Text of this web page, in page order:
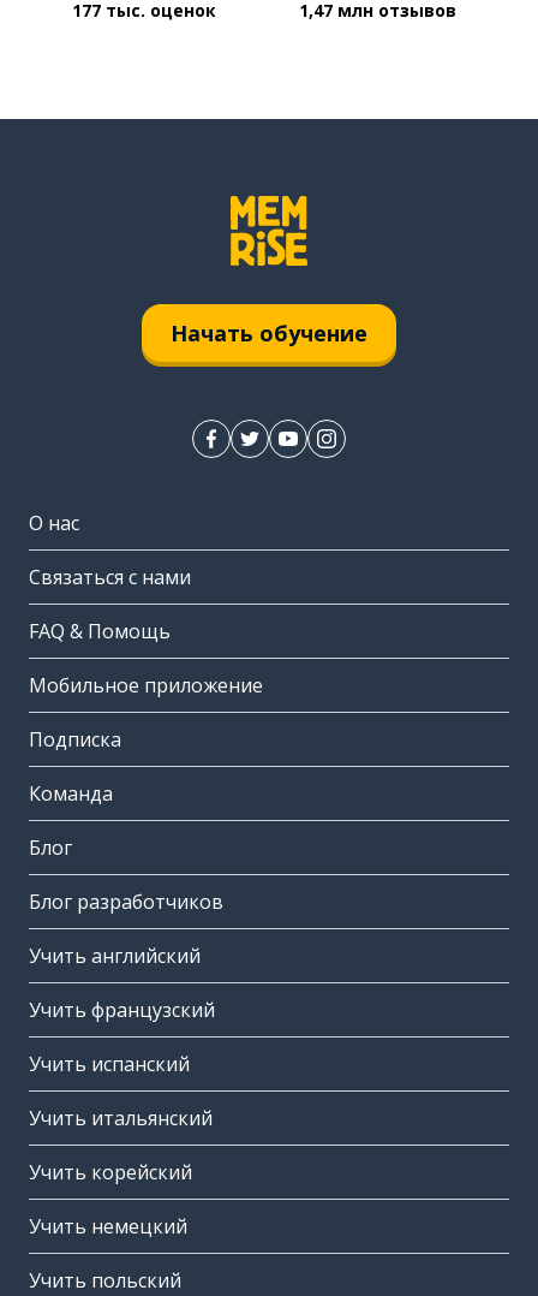
177 тыс. оценок 1,47 млн отзывов
Начать обучение
О нас
Связаться с нами
FAQ & Помощь
Мобильное приложение
Подписка
Команда
Блог
Блог разработчиков
Учить английский
Учить французский
Учить испанский
Учить итальянский
Учить корейский
Учить немецкий
Учить польский